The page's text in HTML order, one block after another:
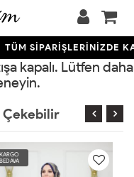
TÜM SİPARİŞLERİNİZDE
kapalı. Lütfen daha
Çekebilir
KARGO
BEDAVA